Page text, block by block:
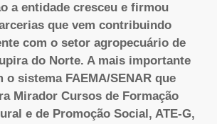
a entidade cresceu e firmou
que vem contribuindo
com o setor agropecuário de
do Norte. A mais importante
o sistema FAEMA/SENAR que
Mirador Cursos de Formação
e de Promoção Social, ATE-G,